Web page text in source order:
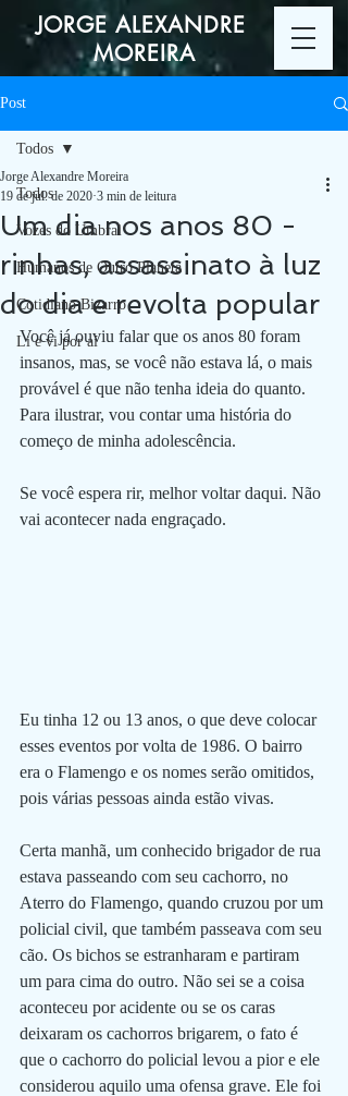
JORGE ALEXANDRE
MOREIRA
Post
Todos
Vozes do Umbral
Humanos de Outro Planeta
Cotidiano Bizarro
Li e vi por aí
Todos
Um dia nos anos 80 -
rinhas, assassinato à luz
do dia e revolta popular
Jorge Alexandre Moreira
19 de jul. de 2020 3 min de leitura
Você já ouviu falar que os anos 80 foram
insanos, mas, se você não estava lá, o mais
provável é que não tenha ideia do quanto.
Para ilustrar, vou contar uma história do
começo de minha adolescência.
Se você espera rir, melhor voltar daqui. Não
vai acontecer nada engraçado.
Eu tinha 12 ou 13 anos, o que deve colocar
esses eventos por volta de 1986. O bairro
era o Flamengo e os nomes serão omitidos,
pois várias pessoas ainda estão vivas.
Certa manhã, um conhecido brigador de rua
estava passeando com seu cachorro, no
Aterro do Flamengo, quando cruzou por um
policial civil, que também passeava com seu
cão. Os bichos se estranharam e partiram
um para cima do outro. Não sei se a coisa
aconteceu por acidente ou se os caras
deixaram os cachorros brigarem, o fato é
que o cachorro do policial levou a pior e ele
considerou aquilo uma ofensa grave. Ele foi